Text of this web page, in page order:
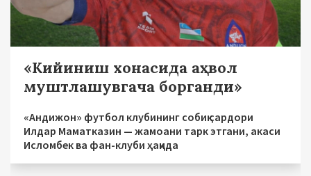
«Кийиниш хонасида аҳвол
муштлашувгача борганди»
«Андижон» футбол клубининг собиқ сардори
Илдар Маматказин — жамоани тарк этгани, акаси
Исломбек ва фан-клуби ҳақида